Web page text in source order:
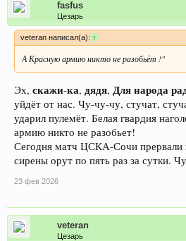
fasfus
Цезарь
veteran написал(а): ↑
А Красную армию никто не разобьёт !"
Эх, скажи-ка, дядя, Длянарода
уйдёт от нас. Чу-чу-чу, стучат,
ударил пулемёт. Белая гвардия
армию никто не разобьет!
Сегодня матч ЦСКА-Сочи
сирены орут по пять раз за сутки.
23 фев 2026
veteran
Цезарь